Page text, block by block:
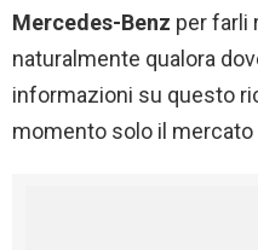
Mercedes-Benz per farli
naturalmente qualora
informazioni su questo
momento solo il mercato